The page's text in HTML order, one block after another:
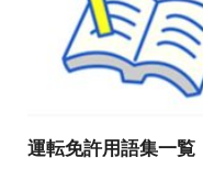
運転免許用語集一覧